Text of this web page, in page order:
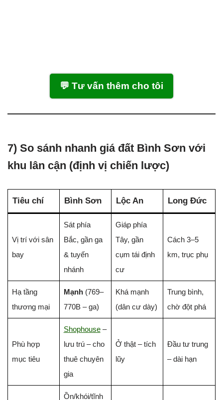
💬 Tư vấn thêm cho tôi
7) So sánh nhanh giá đất Bình Sơn với
khu lân cận (định vị chiến lược)
Tiêu chí Bình Sơn Lộc An Long Đức
Vị trí với sân
bay
Sát phía
Bắc, gần ga
& tuyến
nhánh
Giáp phía
Tây, gần
cụm tái định
cư
Cách 3–5
km, trục phụ
Hạ tầng
thương mại
Mạnh(769–
770B – ga)
Khá mạnh
(dân cư dày)
Trung bình,
chờ đột phá
Phù hợp
mục tiêu
Shophouse–
lưu trú – cho
thuê chuyên
gia
Ở thật – tích
lũy
Đầu tư trung
– dài hạn
Ồn/khói/tĩnh